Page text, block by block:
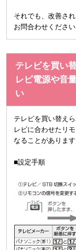
それでも、改善さ
お問合わせください
テレビを買い
レビ電源や音
い
テレビを買い替え
レビに合わせたリ
なることがあります
■設定手順